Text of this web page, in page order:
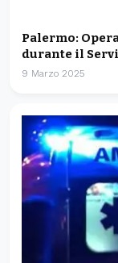
Palermo:
durante il
9 Marzo 2025